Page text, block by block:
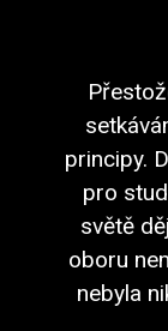
principy.
pro
světě
oboru
nebyla